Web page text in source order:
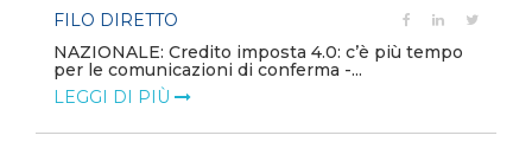
FILO DIRETTO
NAZIONALE: Credito imposta 4.0: c’è più tempo
per le comunicazioni di conferma -...
LEGGI DI PIÙ